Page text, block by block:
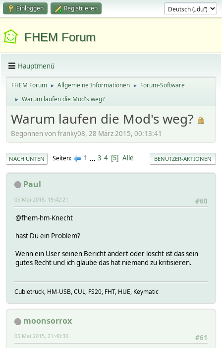
Einloggen Registrieren
FHEM Forum
Hauptmenü
FHEM Forum ► Allgemeine Informationen ► Forum-Software
► Warum laufen die Mod's weg?
Warum laufen die Mod's weg?
Begonnen von franky08, 28 März 2015, 00:13:41
NACH UNTEN Seiten 1 ... 3 4 5 Alle BENUTZER-AKTIONEN
Paul
#60
05 Mai 2015, 19:42:21
@fhem-hm-Knecht
hast Du ein Problem?
Wenn ein User seinen Bericht ändert oder löscht ist das sein
gutes Recht und ich glaube das hat niemand zu kritisieren.
Cubietruck, HM-USB, CUL, FS20, FHT, HUE, Keymatic
moonsorrox
#61
05 Mai 2015, 21:40:36